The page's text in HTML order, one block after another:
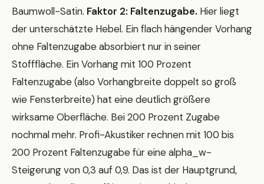
Baumwoll-Satin. Faktor 2: Faltenzugabe. Hier liegt
der unterschätzte Hebel. Ein flach hängender Vorhang
ohne Faltenzugabe absorbiert nur in seiner
Stofffläche. Ein Vorhang mit 100 Prozent
Faltenzugabe (also Vorhangbreite doppelt so groß
wie Fensterbreite) hat eine deutlich größere
wirksame Oberfläche. Bei 200 Prozent Zugabe
nochmal mehr. Profi-Akustiker rechnen mit 100 bis
200 Prozent Faltenzugabe für eine alpha_w-
Steigerung von 0,3 auf 0,9. Das ist der Hauptgrund,